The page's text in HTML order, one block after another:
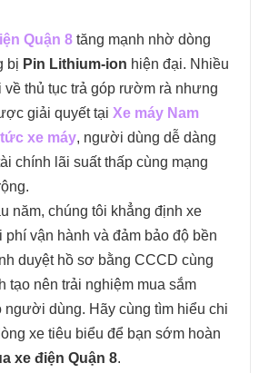
Quận 8tăng mạnh nhờ dòng
bị Pin Lithium-ion hiện đại. Nhiều
về thủ tục trả góp rườm rà nhưng
giải quyết tại Xe máy Nam
xe máy, người dùng dễ dàng
chính lãi suất thấp cùng mạng
năm, chúng tôi khẳng định xe
vận hành và đảm bảo độ bền
duyệt hồ sơ bằng CCCD cùng
tạo nên trải nghiệm mua sắm
người dùng. Hãy cùng tìm hiểu chi
xe tiêu biểu để bạn sớm hoàn
xe điện Quận 8.